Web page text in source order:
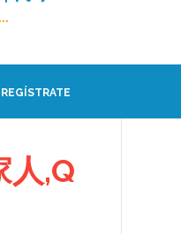
REGÍSTRATE
人,Q